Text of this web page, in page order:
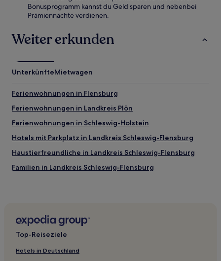
Bonusprogramm kannst du Geld sparen und nebenbei
Prämiennächte verdienen.
Weiter erkunden
UnterkünfteMietwagen
Ferienwohnungen in Flensburg
Ferienwohnungen in Landkreis Plön
Ferienwohnungen in Schleswig-Holstein
Hotels mit Parkplatz in Landkreis Schleswig-Flensburg
Haustierfreundliche in Landkreis Schleswig-Flensburg
Familien in Landkreis Schleswig-Flensburg
Haustierfreundliche in Flensburg
Familien in Flensburg
Haustierfreundliche in Büsum
Top-Reiseziele
Hotels in Deutschland